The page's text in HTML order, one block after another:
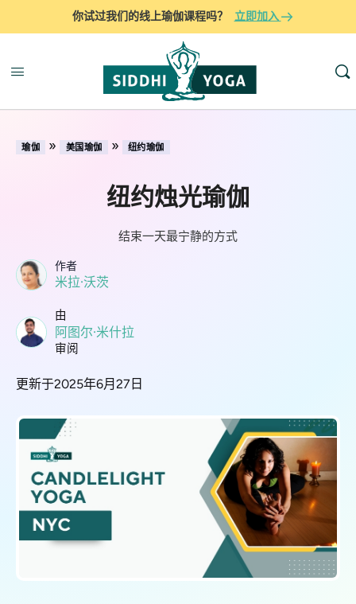
你试过我们的线上瑜伽课程吗？ 立即加入
瑜伽 » 美国瑜伽 » 纽约瑜伽
纽约烛光瑜伽
结束一天最宁静的方式
作者
米拉·沃茨
由
阿图尔·米什拉
审阅
更新于2025年6月27日